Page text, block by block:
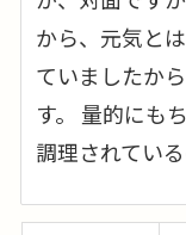
から、元気と
ていましたか
す。 量的にも
調理されてい